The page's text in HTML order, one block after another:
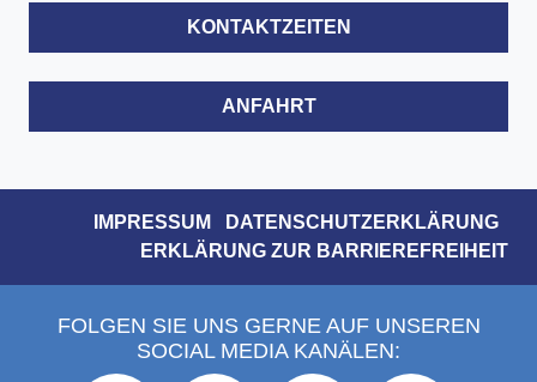
KONTAKTZEITEN
ANFAHRT
IMPRESSUM
DATENSCHUTZERKLÄRUNG
ERKLÄRUNG ZUR BARRIEREFREIHEIT
FOLGEN SIE UNS GERNE AUF UNSEREN
SOCIAL MEDIA KANÄLEN: